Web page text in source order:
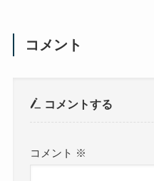
コメント
コメントする
コメント ※